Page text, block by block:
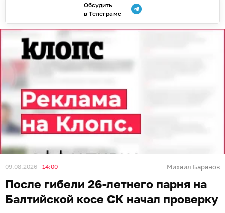
Обсудить
в Телеграме
09.08.2026 14:00 Михаил Баранов
После гибели 26-летнего парня на
Балтийской косе СК начал проверку